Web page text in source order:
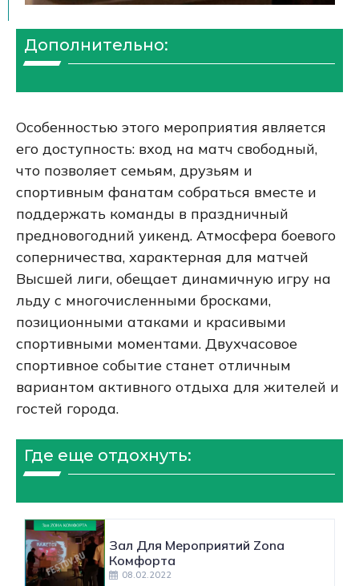
Дополнительно:
Особенностью этого мероприятия является
его доступность: вход на матч свободный,
что позволяет семьям, друзьям и
спортивным фанатам собраться вместе и
поддержать команды в праздничный
предновогодний уикенд. Атмосфера боевого
соперничества, характерная для матчей
Высшей лиги, обещает динамичную игру на
льду с многочисленными бросками,
позиционными атаками и красивыми
спортивными моментами. Двухчасовое
спортивное событие станет отличным
вариантом активного отдыха для жителей и
гостей города.
Где еще отдохнуть:
Зал Для Мероприятий Zona
Комфорта
08.02.2022